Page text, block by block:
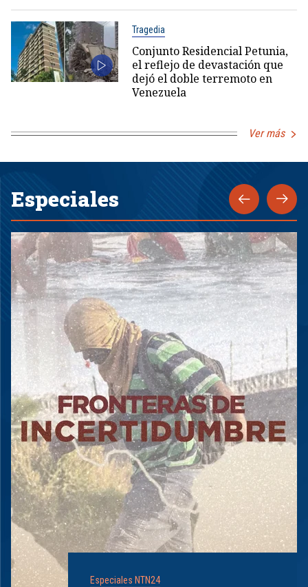
Tragedia
Conjunto Residencial Petunia,
el reflejo de devastación que
dejó el doble terremoto en
Venezuela
Ver más
Especiales
Especiales NTN24